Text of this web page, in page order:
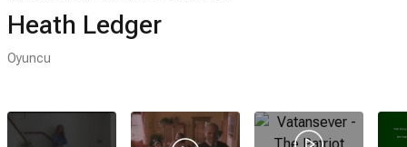
Heath Ledger
Oyuncu